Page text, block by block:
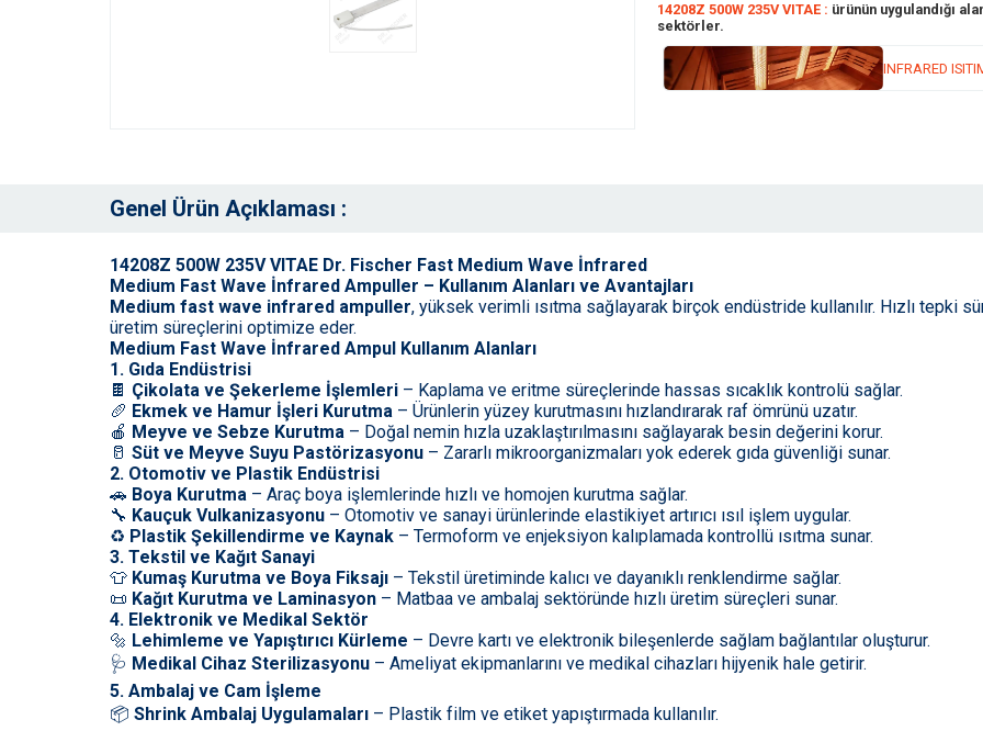
14208Z 500W 235V VITAE : ürünün uygulandığı
sektörler.
INFRARED
Genel Ürün Açıklaması :
14208Z 500W 235V VITAE Dr. Fischer Fast Medium Wave İnfrared
Medium Fast Wave İnfrared Ampuller – Kullanım Alanları ve Avantajları
Medium fast wave infrared ampuller, yüksek verimli ısıtma sağlayarak birçok endüstride kullanılır. Hızlı tepki
üretim süreçlerini optimize eder.
Medium Fast Wave İnfrared Ampul Kullanım Alanları
1. Gıda Endüstrisi
🍫 Çikolata ve Şekerleme İşlemleri – Kaplama ve eritme süreçlerinde hassas sıcaklık kontrolü sağlar.
🥖 Ekmek ve Hamur İşleri Kurutma – Ürünlerin yüzey kurutmasını hızlandırarak raf ömrünü uzatır.
🍎 Meyve ve Sebze Kurutma – Doğal nemin hızla uzaklaştırılmasını sağlayarak besin değerini korur.
🥛 Süt ve Meyve Suyu Pastörizasyonu – Zararlı mikroorganizmaları yok ederek gıda güvenliği sunar.
2. Otomotiv ve Plastik Endüstrisi
🚗 Boya Kurutma – Araç boya işlemlerinde hızlı ve homojen kurutma sağlar.
🔧 Kauçuk Vulkanizasyonu – Otomotiv ve sanayi ürünlerinde elastikiyet artırıcı ısıl işlem uygular.
♻️ Plastik Şekillendirme ve Kaynak – Termoform ve enjeksiyon kalıplamada kontrollü ısıtma sunar.
3. Tekstil ve Kağıt Sanayi
👕 Kumaş Kurutma ve Boya Fiksajı – Tekstil üretiminde kalıcı ve dayanıklı renklendirme sağlar.
📜 Kağıt Kurutma ve Laminasyon – Matbaa ve ambalaj sektöründe hızlı üretim süreçleri sunar.
4. Elektronik ve Medikal Sektör
🔩 Lehimleme ve Yapıştırıcı Kürleme – Devre kartı ve elektronik bileşenlerde sağlam bağlantılar oluşturur.
🩺 Medikal Cihaz Sterilizasyonu – Ameliyat ekipmanlarını ve medikal cihazları hijyenik hale getirir.
5. Ambalaj ve Cam İşleme
📦 Shrink Ambalaj Uygulamaları – Plastik film ve etiket yapıştırmada kullanılır.